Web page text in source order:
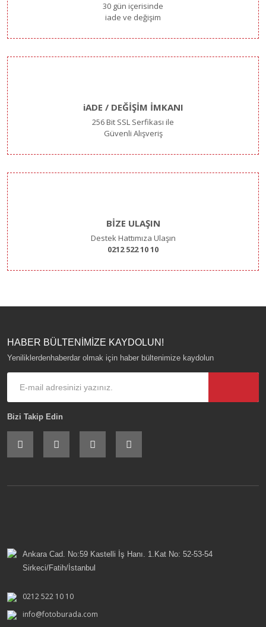
30 gün içerisinde
iade ve değişim
iADE / DEĞİŞİM İMKANI
256 Bit SSL Serfikası ile
Güvenli Alışveriş
BİZE ULAŞIN
Destek Hattımıza Ulaşın
0212 522 10 10
HABER BÜLTENİMİZE KAYDOLUN!
Yeniliklerdenhaberdar olmak için haber bültenimize kaydolun
Bizi Takip Edin
Ankara Cad. No:59 Kastelli İş Hanı. 1.Kat No: 52-53-54
Sirkeci/Fatih/İstanbul
0212 522 10 10
info@fotoburada.com